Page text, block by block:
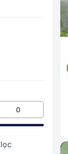
- cây nội
- cây bóng